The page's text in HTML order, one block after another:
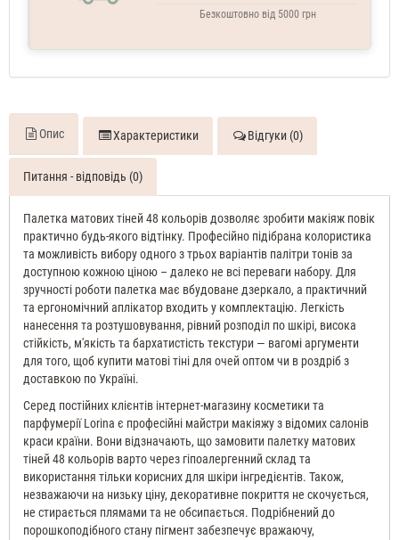
Безкоштовно від 5000 грн
Опис Характеристики Відгуки (0)
Питання - відповідь (0)
Палетка матових тіней 48 кольорів дозволяє зробити макіяж повік
практично будь-якого відтінку. Професійно підібрана колористика
та можливість вибору одного з трьох варіантів палітри тонів за
доступною кожною ціною – далеко не всі переваги набору. Для
зручності роботи палетка має вбудоване дзеркало, а практичний
та ергономічний аплікатор входить у комплектацію. Легкість
нанесення та розтушовування, рівний розподіл по шкірі, висока
стійкість, м'якість та бархатистість текстури — вагомі аргументи
для того, щоб купити матові тіні для очей оптом чи в роздріб з
доставкою по Україні.
Серед постійних клієнтів інтернет-магазину косметики та
парфумерії Lorina є професійні майстри макіяжу з відомих салонів
краси країни. Вони відзначають, що замовити палетку матових
тіней 48 кольорів варто через гіпоалергенний склад та
використання тільки корисних для шкіри інгредієнтів. Також,
незважаючи на низьку ціну, декоративне покриття не скочується,
не стирається плямами та не обсипається. Подрібнений до
порошкоподібного стану пігмент забезпечує вражаючу,